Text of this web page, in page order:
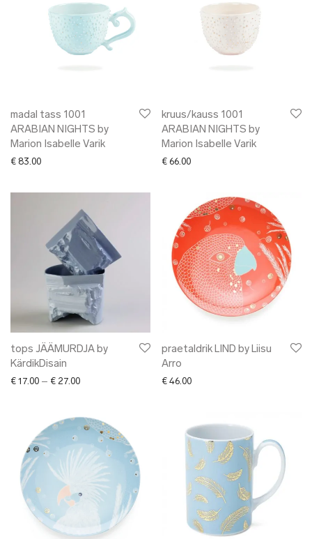
madal tass 1001
ARABIAN NIGHTS by
Marion Isabelle Varik
€ 83.00
kruus/kauss 1001
ARABIAN NIGHTS by
Marion Isabelle Varik
€ 66.00
tops JÄÄMURDJA by
KärdikDisain
€ 17.00 – € 27.00Price range: € 17.00 through € 27.00
praetaldrik LIND by Liisu
Arro
€ 46.00